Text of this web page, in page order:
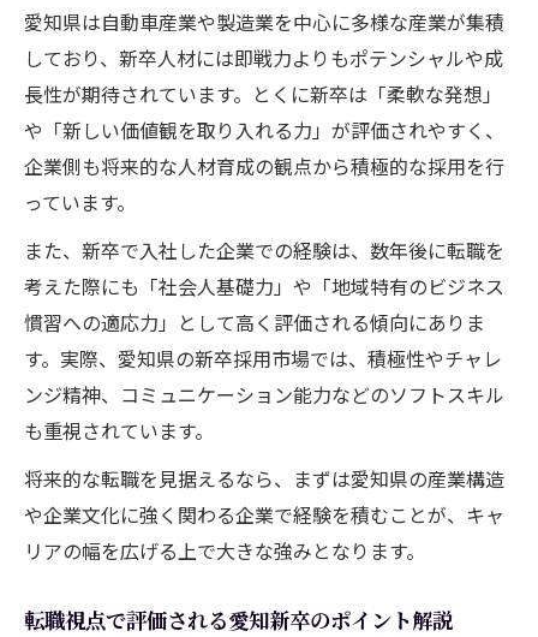
愛知県は自動車産業や製造業を中心に多様な産業が集積
しており、新卒人材には即戦力よりもポテンシャルや成
長性が期待されています。とくに新卒は「柔軟な発想」
や「新しい価値観を取り入れる力」が評価されやすく、
企業側も将来的な人材育成の観点から積極的な採用を行
っています。
また、新卒で入社した企業での経験は、数年後に転職を
考えた際にも「社会人基礎力」や「地域特有のビジネス
慣習への適応力」として高く評価される傾向にありま
す。実際、愛知県の新卒採用市場では、積極性やチャレ
ンジ精神、コミュニケーション能力などのソフトスキル
も重視されています。
将来的な転職を見据えるなら、まずは愛知県の産業構造
や企業文化に強く関わる企業で経験を積むことが、キャ
リアの幅を広げる上で大きな強みとなります。
転職視点で評価される愛知新卒のポイント解説